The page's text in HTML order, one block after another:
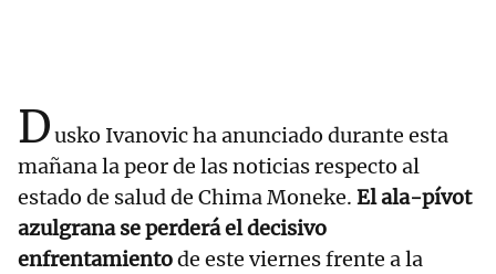
Dusko Ivanovic ha anunciado durante esta
mañana la peor de las noticias respecto al
estado de salud de Chima Moneke. El ala-pívot
azulgrana se perderá el decisivo
enfrentamientode este viernes frente a la